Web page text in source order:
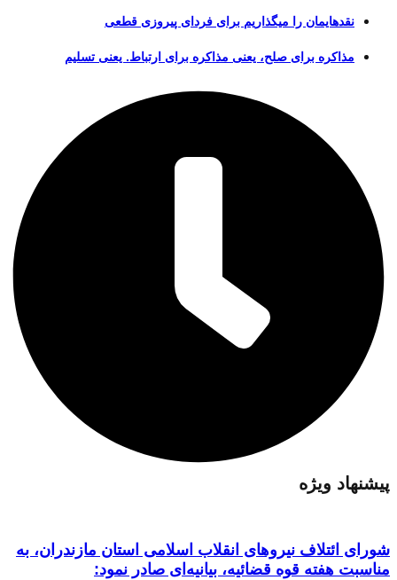
نقدهایمان را میگذاریم برای فردای پیروزی قطعی
مذاکره برای صلح، یعنی مذاکره برای ارتباط. یعنی تسلیم
پیشنهاد ویژه
شورای ائتلاف نیروهای انقلاب اسلامی استان مازندران، به
مناسبت هفته قوه قضائیه، بیانیه‌ای صادر نمود: